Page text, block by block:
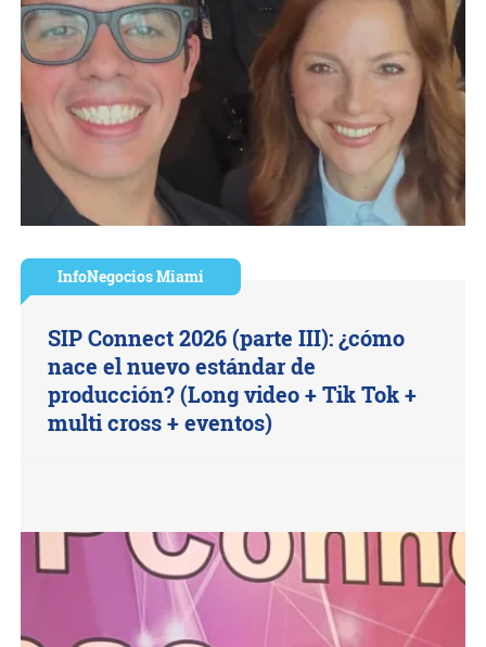
InfoNegocios Miami
SIP Connect 2026 (parte III): ¿cómo
nace el nuevo estándar de
producción? (Long video + Tik Tok +
multi cross + eventos)